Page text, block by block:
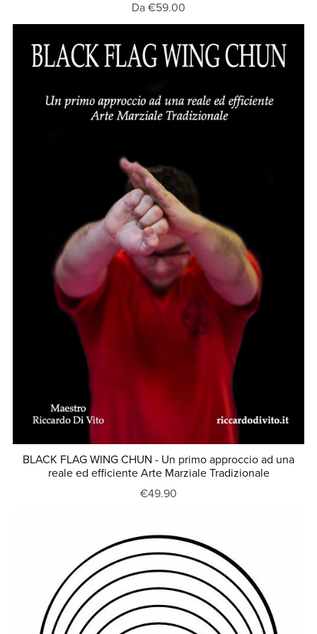
Da €59.00
BLACK FLAG WING CHUN - Un primo approccio ad una
reale ed efficiente Arte Marziale Tradizionale
€49.90